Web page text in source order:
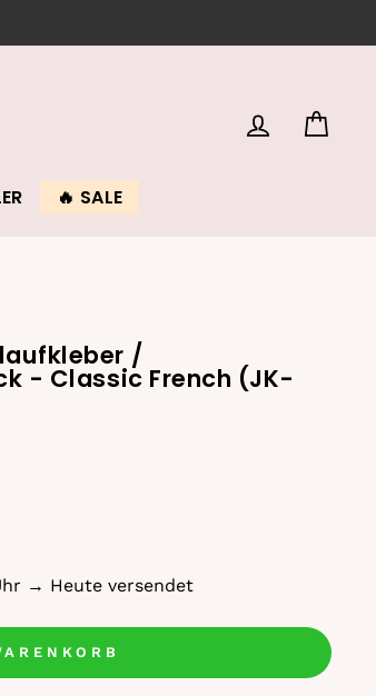
EINLOGGEN
🔥 SALE
/
- Classic French (JK-
→ Heute versendet